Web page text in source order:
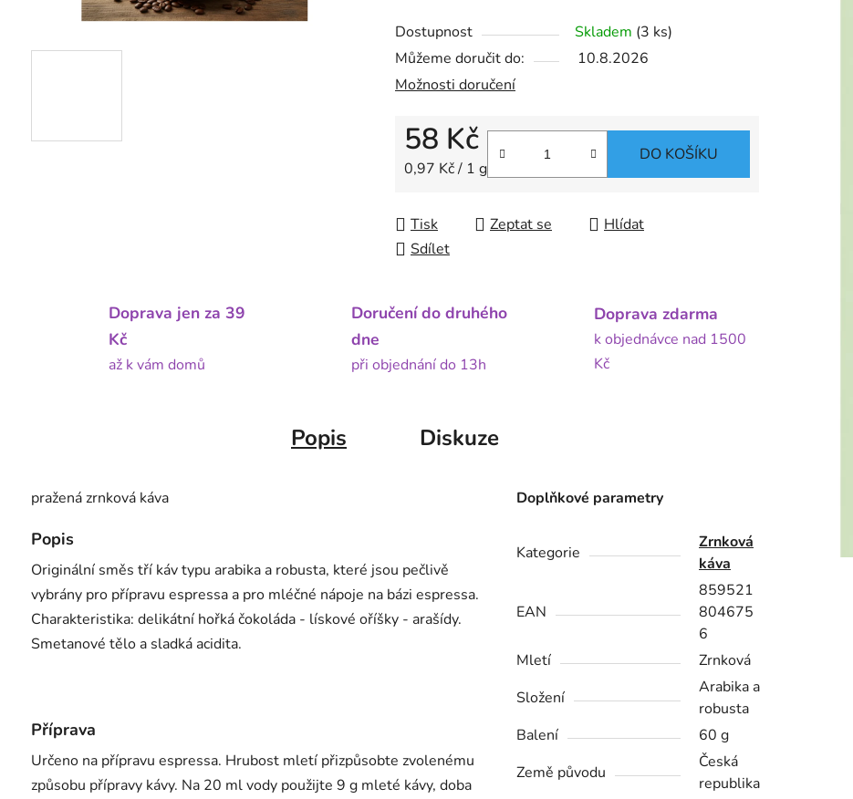
Dostupnost Skladem (3 ks)
Můžeme doručit do:
10.8.2026
Možnosti doručení
58 Kč
Měrná cena:
0,97 Kč / 1 g
DO KOŠÍKU
Tisk Zeptat se
Hlídat
Sdílet
Doprava jen za 39
Kč
až k vám domů
Doručení do druhého
dne
při objednání do 13h
Doprava zdarma
k objednávce nad 1500
Kč
Popis Diskuze
pražená zrnková káva
Popis
Originální směs tří káv typu arabika a robusta, které jsou pečlivě
vybrány pro přípravu espressa a pro mléčné nápoje na bázi espressa.
Charakteristika: delikátní hořká čokoláda - lískové oříšky - arašídy.
Smetanové tělo a sladká acidita.
Příprava
Určeno na přípravu espressa. Hrubost mletí přizpůsobte zvolenému
způsobu přípravy kávy. Na 20 ml vody použijte 9 g mleté kávy, doba
Doplňkové parametry
Kategorie
Zrnková
káva
EAN
859521
804675
6
Mletí
Zrnková
Složení
Arabika a
robusta
Balení
60 g
Země původu
Česká
republika